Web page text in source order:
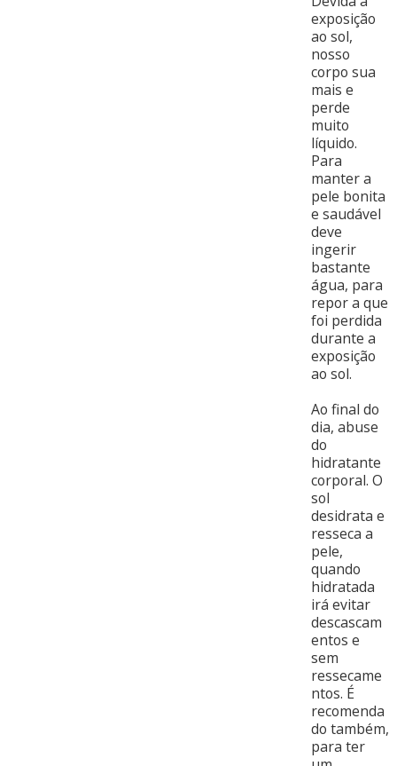
exposição
ao sol,
nosso
corpo sua
mais e
perde
muito
líquido.
Para
manter a
pele bonita
e saudável
deve
ingerir
bastante
água, para
repor a que
foi perdida
durante a
exposição
ao sol.
Ao final do
dia, abuse
do
hidratante
corporal. O
sol
desidrata e
resseca a
pele,
quando
hidratada
irá evitar
descascam
entos e
sem
ressecame
ntos. É
recomenda
do também,
para ter